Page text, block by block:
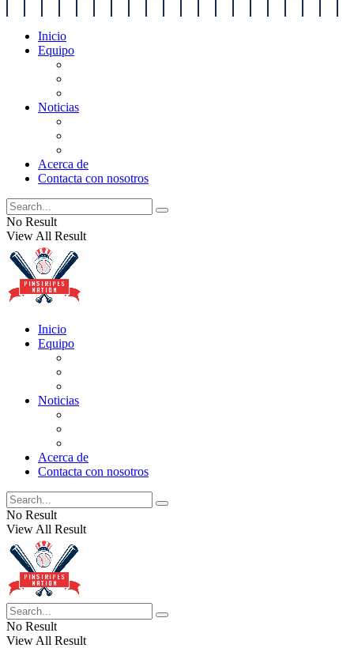
Inicio
Equipo
Noticias
Acerca de
Contacta con nosotros
No Result
View All Result
Inicio
Equipo
Noticias
Acerca de
Contacta con nosotros
No Result
View All Result
No Result
View All Result